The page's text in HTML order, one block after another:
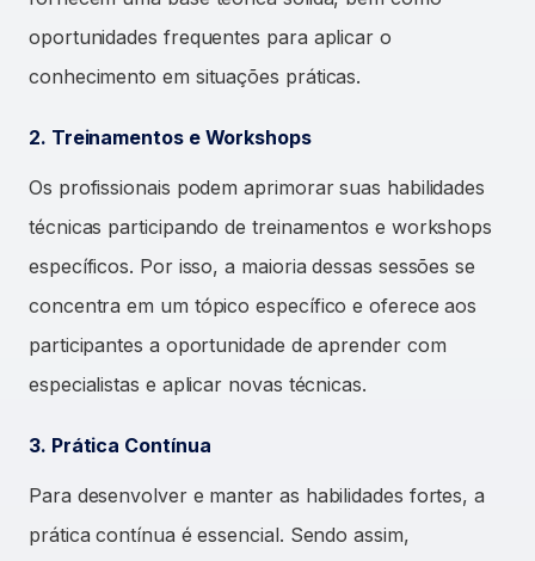
oportunidades frequentes para aplicar o
conhecimento em situações práticas.
2. Treinamentos e Workshops
Os profissionais podem aprimorar suas habilidades
técnicas participando de treinamentos e workshops
específicos. Por isso, a maioria dessas sessões se
concentra em um tópico específico e oferece aos
participantes a oportunidade de aprender com
especialistas e aplicar novas técnicas.
3. Prática Contínua
Para desenvolver e manter as habilidades fortes, a
prática contínua é essencial. Sendo assim,